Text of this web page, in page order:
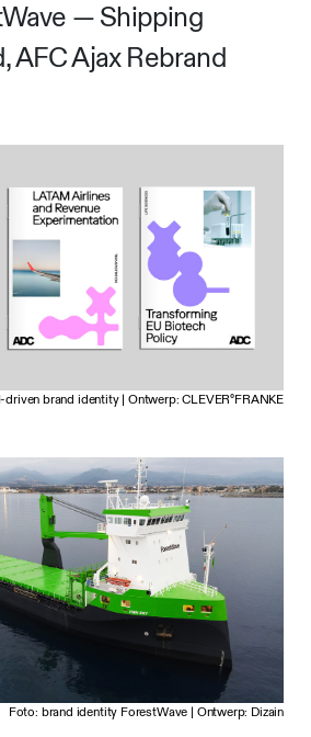
— Shipping
AFC Ajax Rebrand
brand identity | Ontwerp: CLEVER°FRANKE
Foto: brand identity ForestWave | Ontwerp: Dizain